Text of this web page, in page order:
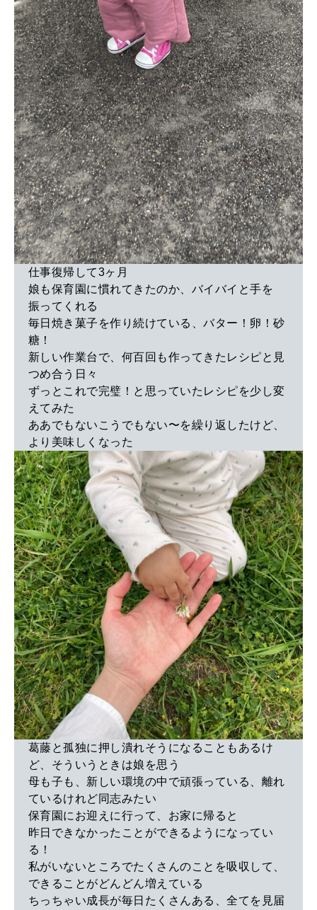
仕事復帰して3ヶ月
娘も保育園に慣れてきたのか、バイバイと手を
振ってくれる
毎日焼き菓子を作り続けている、バター！卵！砂
糖！
新しい作業台で、何百回も作ってきたレシピと見
つめ合う日々
ずっとこれで完璧！と思っていたレシピを少し変
えてみた
ああでもないこうでもない〜を繰り返したけど、
より美味しくなった
葛藤と孤独に押し潰れそうになることもあるけ
ど、そういうときは娘を思う
母も子も、新しい環境の中で頑張っている、離れ
ているけれど同志みたい
保育園にお迎えに行って、お家に帰ると
昨日できなかったことができるようになってい
る！
私がいないところでたくさんのことを吸収して、
できることがどんどん増えている
ちっちゃい成長が毎日たくさんある、全てを見届